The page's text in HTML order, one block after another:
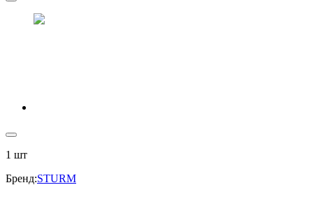
1 шт
Бренд:STURM